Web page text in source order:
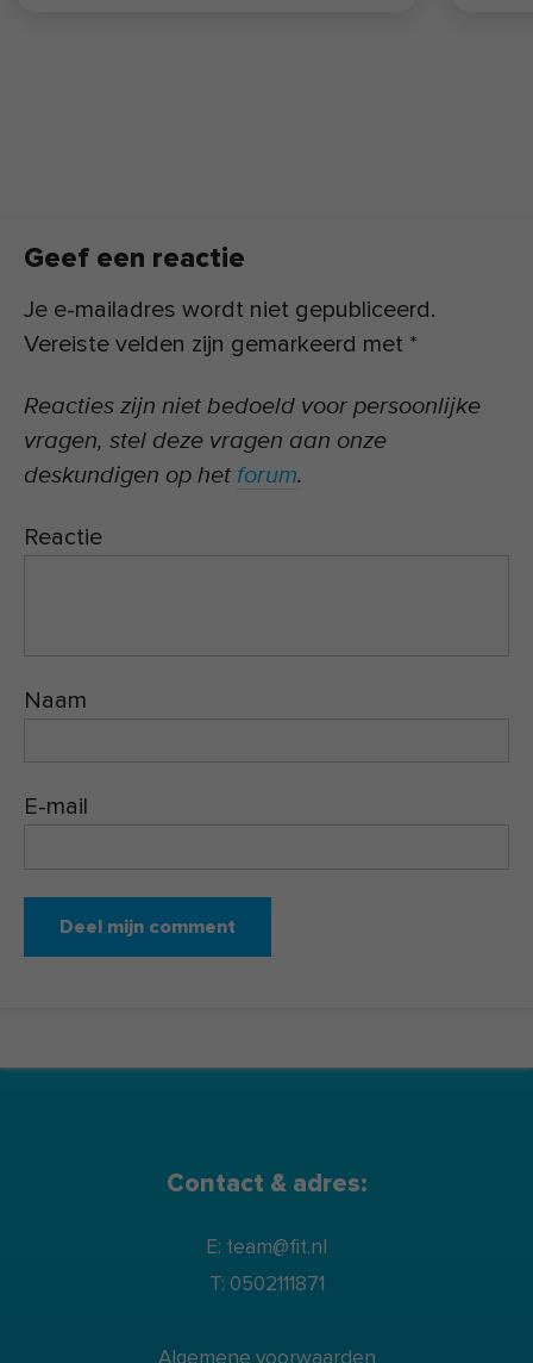
Geef een reactie
Je e-mailadres wordt niet gepubliceerd.
Vereiste velden zijn gemarkeerd met *
Reacties zijn niet bedoeld voor persoonlijke
vragen, stel deze vragen aan onze
deskundigen op het forum.
Reactie
Naam
E-mail
Contact & adres:
E: team@fit.nl
T: 0502111871
Algemene voorwaarden